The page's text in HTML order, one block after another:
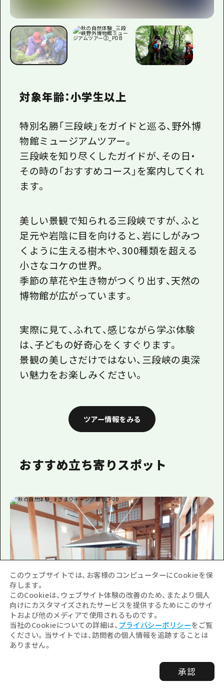
対象年齢：小学生以上
特別名勝「三段峡」をガイドと巡る、野外博
物館ミュージアムツアー。
三段峡を知り尽くしたガイドが、その日・
その時の「おすすめコース」を案内してくれ
ます。
美しい景観で知られる三段峡ですが、ふと
足元や岩陰に目を向けると、岩にしがみつ
くように生える樹木や、300種類を超える
小さなコケの世界。
季節の草花や生き物がつくり出す、天然の
博物館が広がっています。
実際に見て、ふれて、感じながら学ぶ体験
は、子どもの好奇心をくすぐります。
景観の美しさだけではない、三段峡の奥深
い魅力をお楽しみください。
ツアー情報をみる
おすすめ立ち寄りスポット
すぎまりキャンプ場
ッジやコテージもあり、小さな
お子さま連れでも安心して宿泊
このウェブサイトでは、お客様のコンピューターにCookieを保
存します。
このCookieは、ウェブサイト体験の改善のため、またより個人
向けにカスタマイズされたサービスを提供するためにこのサイ
トおよび他のメディアで使用されるものです。
当社のCookieについての詳細は、 プライバシーポリシーをご覧
ください。当サイトでは、訪問者の個人情報を追跡することは
ありません。
承認